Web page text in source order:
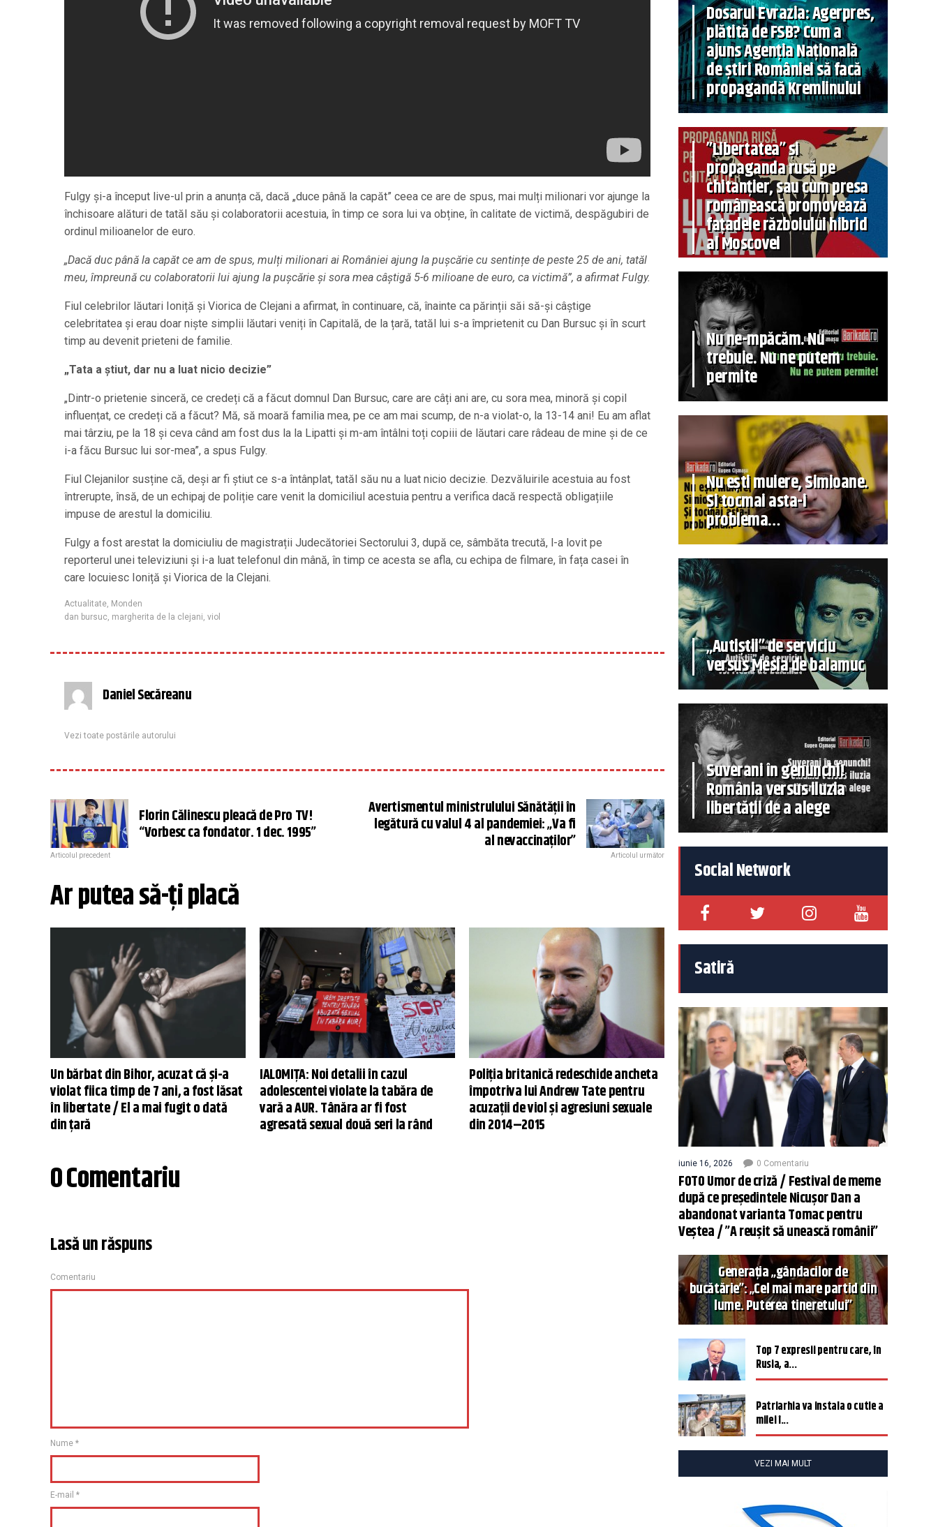
Fulgy și-a început live-ul prin a anunța că, dacă „duce până la capăt” ceea ce are de spus, mai mulți milionari vor ajunge la
închisoare alături de tatăl său și colaboratorii acestuia, în timp ce sora lui va obține, în calitate de victimă, despăgubiri de
ordinul milioanelor de euro.
„Dacă duc până la capăt ce am de spus, mulți milionari ai României ajung la pușcărie cu sentințe de peste 25 de ani, tatăl
meu, împreună cu colaboratorii lui ajung la pușcărie și sora mea câștigă 5-6 milioane de euro, ca victimă”, a afirmat Fulgy.
Fiul celebrilor lăutari Ioniță și Viorica de Clejani a afirmat, în continuare, că, înainte ca părinții săi să-și câștige
celebritatea și erau doar niște simplii lăutari veniți în Capitală, de la țară, tatăl lui s-a împrietenit cu Dan Bursuc și în scurt
timp au devenit prieteni de familie.
„Tata a știut, dar nu a luat nicio decizie”
„Dintr-o prietenie sinceră, ce credeți că a făcut domnul Dan Bursuc, care are câți ani are, cu sora mea, minoră și copil
influențat, ce credeți că a făcut? Mă, să moară familia mea, pe ce am mai scump, de n-a violat-o, la 13-14 ani! Eu am aflat
mai târziu, pe la 18 și ceva când am fost dus la la Lipatti și m-am întâlni toți copiii de lăutari care râdeau de mine și de ce
i-a făcu Bursuc lui sor-mea”, a spus Fulgy.
Fiul Clejanilor susține că, deși ar fi știut ce s-a întânplat, tatăl său nu a luat nicio decizie. Dezvăluirile acestuia au fost
întrerupte, însă, de un echipaj de poliție care venit la domiciliul acestuia pentru a verifica dacă respectă obligațiile
impuse de arestul la domiciliu.
Fulgy a fost arestat la domiciuliu de magistrații Judecătoriei Sectorului 3, după ce, sâmbăta trecută, l-a lovit pe
reporterul unei televiziuni și i-a luat telefonul din mână, în timp ce acesta se afla, cu echipa de filmare, în fața casei în
care locuiesc Ioniță și Viorica de la Clejani.
Actualitate, Monden
dan bursuc, margherita de la clejani, viol
Daniel Secăreanu
Vezi toate postările autorului
Florin Călinescu pleacă de Pro TV!
“Vorbesc ca fondator. 1 dec. 1995”
Articolul precedent
Avertismentul ministrulului Sănătății în
legătură cu valul 4 al pandemiei: „Va fi
al nevaccinaților”
Articolul următor
Ar putea să-ți placă
Un bărbat din Bihor, acuzat că și-a
violat fiica timp de 7 ani, a fost lăsat
în libertate / El a mai fugit o dată
din țară
IALOMIŢA: Noi detalii în cazul
adolescentei violate la tabăra de
vară a AUR. Tânăra ar fi fost
agresată sexual două seri la rând
Poliția britanică redeschide ancheta
împotriva lui Andrew Tate pentru
acuzații de viol și agresiuni sexuale
din 2014–2015
0 Comentariu
Lasă un răspuns
Comentariu
Nume *
E-mail *
Dosarul Evrazia: Agerpres,
plătită de FSB? Cum a
ajuns Agenția Națională
de știri României să facă
propagandă Kremlinului
”Libertatea” și
propaganda rusă pe
chitanțier, sau cum presa
românească promovează
fațadele războiului hibrid
al Moscovei
Nu ne-mpăcăm. Nu
trebuie. Nu ne putem
permite
Nu ești muiere, Simioane.
Și tocmai asta-i
problema…
„Autiștii” de serviciu
versus Mesia de balamuc
Suverani în genunchi!
România versus iluzia
libertății de a alege
Social Network
Satiră
iunie 16, 2026 0 Comentariu
FOTO Umor de criză / Festival de meme
după ce președintele Nicușor Dan a
abandonat varianta Tomac pentru
Veștea / ”A reușit să unească românii”
Generația „gândacilor de
bucătărie”: „Cel mai mare partid din
lume. Puterea tineretului”
Top 7 expresii pentru care, în
Rusia, a...
Patriarhia va instala o cutie a
milei î...
VEZI MAI MULT